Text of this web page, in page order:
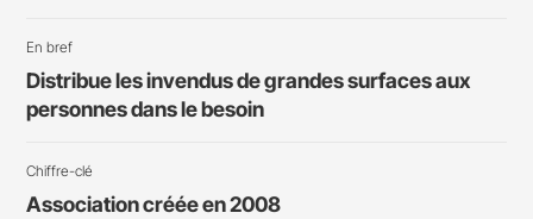
En bref
Distribue les invendus de grandes surfaces aux
personnes dans le besoin
Chiffre-clé
Association créée en 2008